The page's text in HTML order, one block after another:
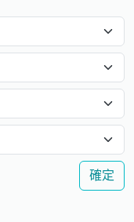
確定